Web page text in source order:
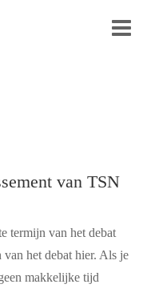
van TSN
termijn van het debat
het debat hier. Als je
makkelijke tijd